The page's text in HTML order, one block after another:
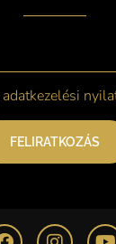
adatkezelési
FELIRATKOZÁS
F I Y